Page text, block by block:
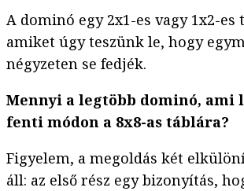
A dominó egy 2x1-es vagy 1x2-es
amiket úgy teszünk le, hogy
négyzeten se fedjék.
Mennyi a legtöbb dominó, ami
fenti módon a 8x8-as táblára?
Figyelem, a megoldás két
áll: az első rész egy bizonyítás,